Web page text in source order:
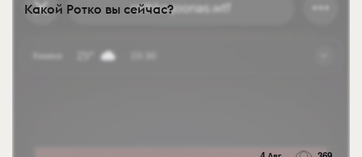
Какой Ротко вы сейчас?